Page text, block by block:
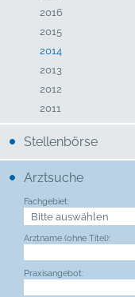
2016
2015
2014
2013
2012
2011
Stellenbörse
Arztsuche
Fachgebiet:
Arztname (ohne Titel):
Praxisangebot: